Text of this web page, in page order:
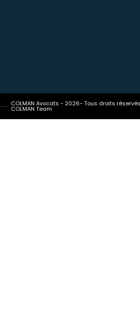
COLMAN Avocats - 2026- Tous droits
COLMAN Team